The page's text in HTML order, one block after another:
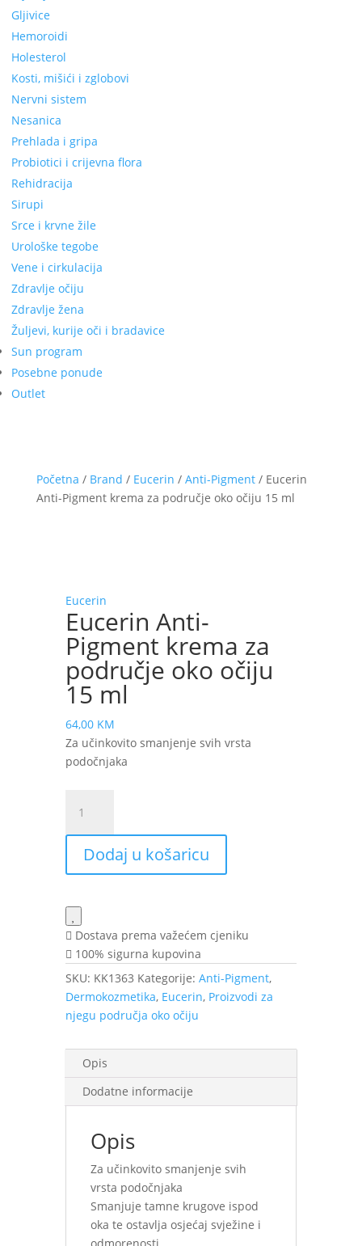
Gljivice
Hemoroidi
Holesterol
Kosti, mišići i zglobovi
Nervni sistem
Nesanica
Prehlada i gripa
Probiotici i crijevna flora
Rehidracija
Sirupi
Srce i krvne žile
Urološke tegobe
Vene i cirkulacija
Zdravlje očiju
Zdravlje žena
Žuljevi, kurije oči i bradavice
Sun program
Posebne ponude
Outlet
Početna / Brand / Eucerin / Anti-Pigment/ Eucerin
Anti-Pigment krema za područje oko očiju 15 ml
Eucerin
Eucerin Anti-
Pigment krema za
područje oko očiju
15 ml
64,00 KM
Za učinkovito smanjenje svih vrsta
podočnjaka
Anti-
Pigment
krema
za
oko
očiju
15
ml
količina
Dodaj u košaricu
Dostava prema važećem cjeniku
100% sigurna kupovina
SKU: KK1363 Kategorije: Anti-Pigment,
Dermokozmetika, Eucerin, Proizvodi za
njegu područja oko očiju
Opis
Dodatne informacije
Opis
Za učinkovito smanjenje svih
vrsta podočnjaka
Smanjuje tamne krugove ispod
oka te ostavlja osjećaj svježine i